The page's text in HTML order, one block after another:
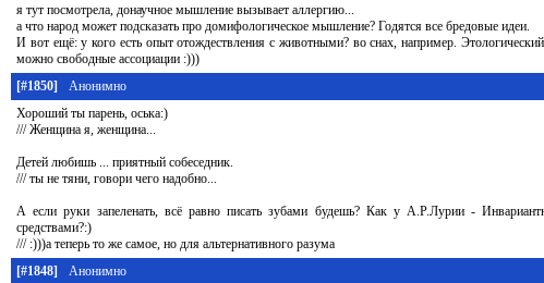
я тут посмотрела, донаучное мышление вызывает аллергию...
а что народ может подсказать про домифологическое мышление? Годятся все бредовые идеи.
И вот ещё: у кого есть опыт отождествления с животными? во снах, например.
можно свободные ассоциации :)))
[#1850]
Анонимно
Хороший ты парень, оська:)
/// Женщина я, женщина...
Детей любишь ... приятный собеседник.
/// ты не тяни, говори чего надобно...
А если руки запеленать, всё равно писать зубами будешь? Как у А.Р.Лурии -
средствами?:)
/// :)))а теперь то же самое, но для альтернативного разума
[#1848]
Анонимно